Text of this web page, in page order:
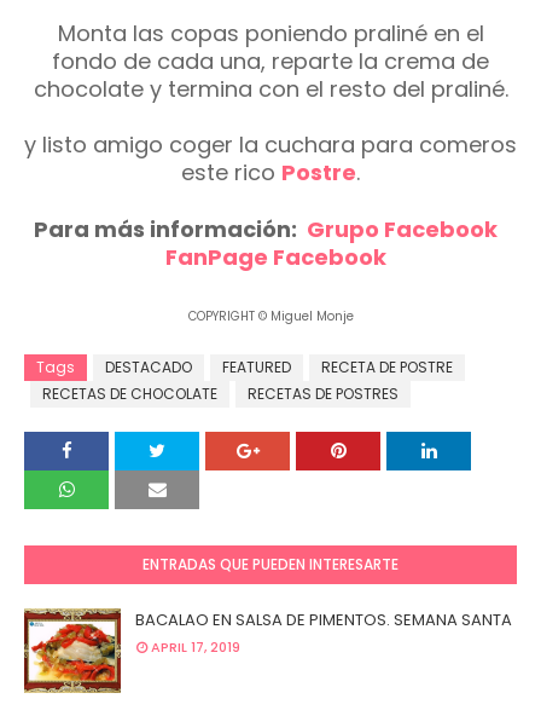
Monta las copas poniendo praliné en el
fondo de cada una, reparte la crema de
chocolate y termina con el resto del praliné.
y listo amigo coger la cuchara para comeros
este rico Postre.
Para más información: Grupo Facebook
FanPage Facebook
COPYRIGHT © Miguel Monje
Tags DESTACADO FEATURED
RECETA DE POSTRE
RECETAS DE CHOCOLATE
RECETAS DE POSTRES
ENTRADAS QUE PUEDEN INTERESARTE
BACALAO EN SALSA DE PIMENTOS. SEMANA SANTA
APRIL 17, 2019